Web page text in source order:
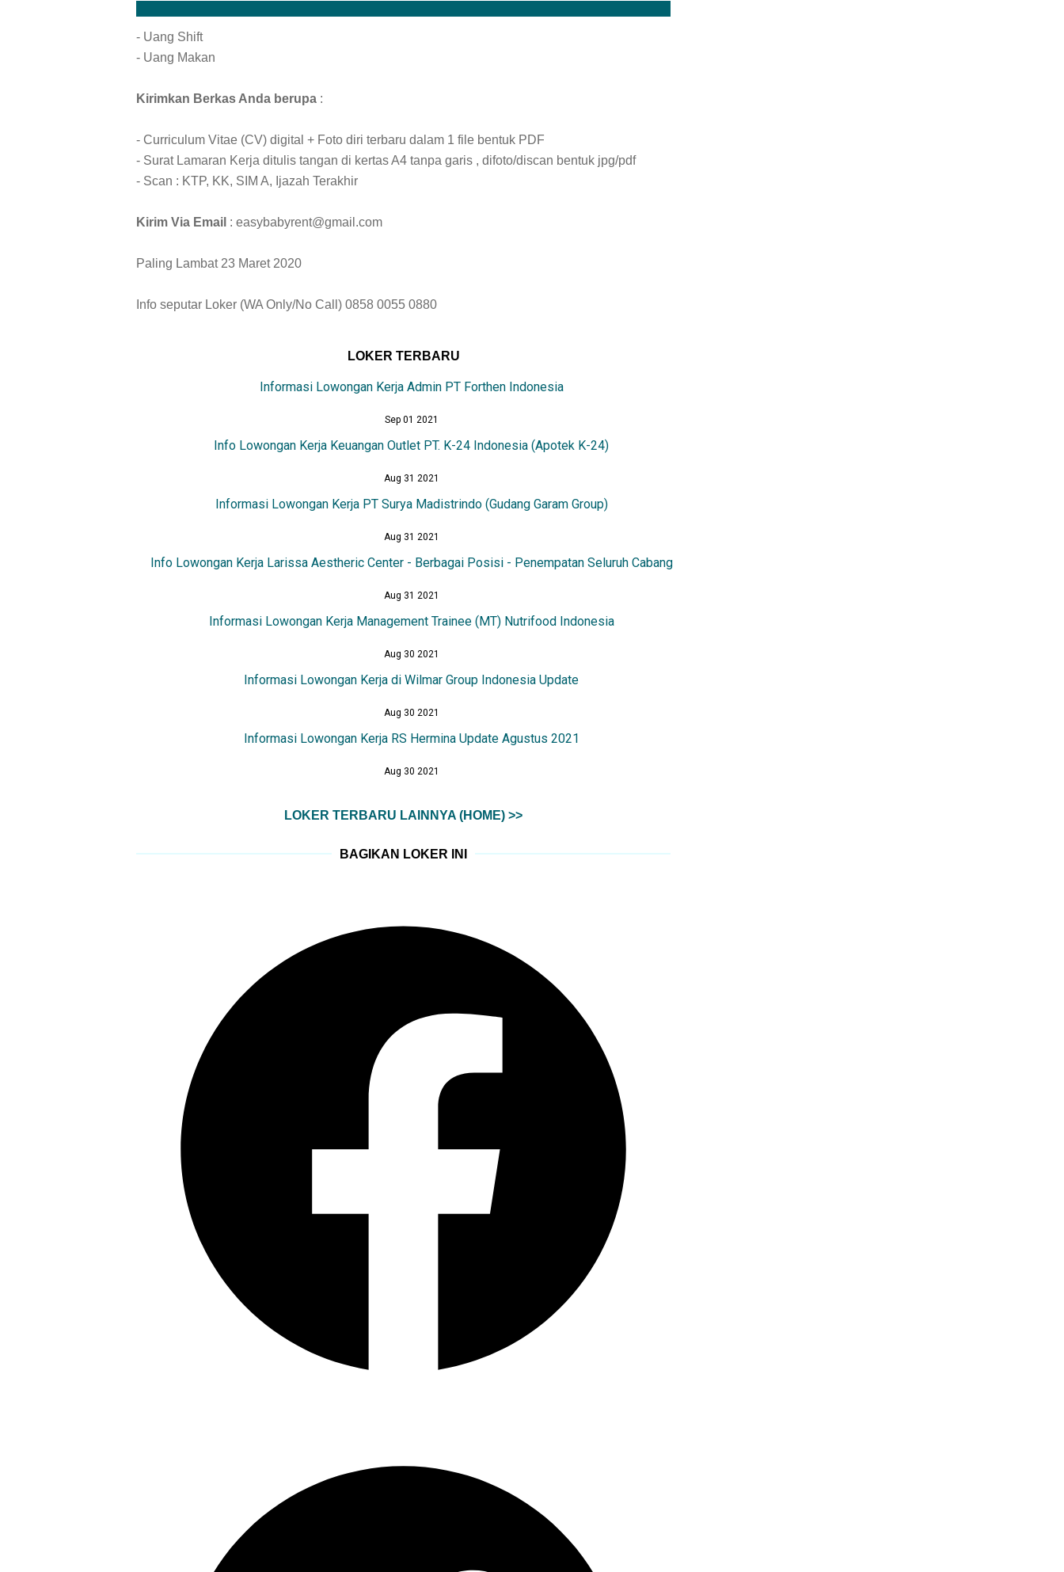
- Uang Shift
- Uang Makan
Kirimkan Berkas Anda berupa :
- Curriculum Vitae (CV) digital + Foto diri terbaru dalam 1 file bentuk PDF
- Surat Lamaran Kerja ditulis tangan di kertas A4 tanpa garis , difoto/discan bentuk jpg/pdf
- Scan : KTP, KK, SIM A, Ijazah Terakhir
Kirim Via Email : easybabyrent@gmail.com
Paling Lambat 23 Maret 2020
Info seputar Loker (WA Only/No Call) 0858 0055 0880
LOKER TERBARU
Informasi Lowongan Kerja Admin PT Forthen Indonesia
Sep 01 2021
Info Lowongan Kerja Keuangan Outlet PT. K-24 Indonesia (Apotek K-24)
Aug 31 2021
Informasi Lowongan Kerja PT Surya Madistrindo (Gudang Garam Group)
Aug 31 2021
Info Lowongan Kerja Larissa Aestheric Center - Berbagai Posisi - Penempatan Seluruh Cabang
Aug 31 2021
Informasi Lowongan Kerja Management Trainee (MT) Nutrifood Indonesia
Aug 30 2021
Informasi Lowongan Kerja di Wilmar Group Indonesia Update
Aug 30 2021
Informasi Lowongan Kerja RS Hermina Update Agustus 2021
Aug 30 2021
LOKER TERBARU LAINNYA (HOME) >>
BAGIKAN LOKER INI